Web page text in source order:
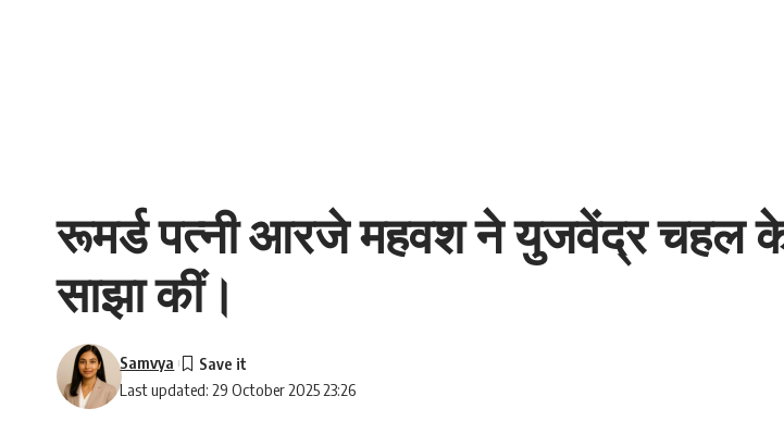
रूमर्ड पत्नी आरजे महवश ने युजवेंद्र चहल के
साझा कीं।
Last updated: 29 October 2025 23:26
Samvya